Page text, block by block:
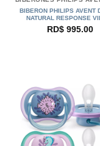
BIBERON PHILIPS AVENT
NATURAL RESPONSE
RD$995.00